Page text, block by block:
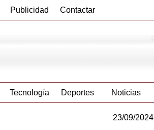
Publicidad Contactar
Tecnología Deportes Noticias
23/09/2024